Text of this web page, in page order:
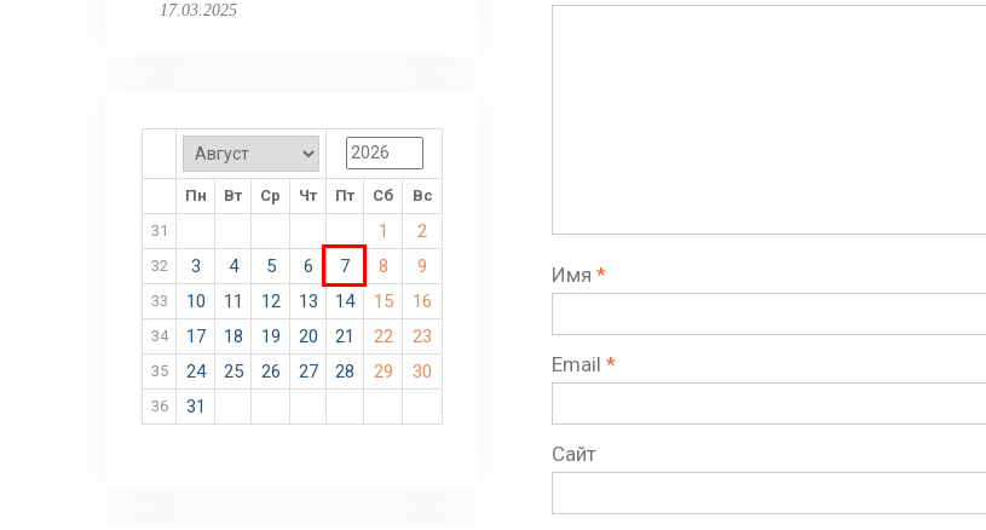
Имя *
Email *
Сайт
17.03.2025
Пн Вт Ср Чт Пт Сб
Вс
31
1 2
32 3 4 5 6 7 8 9
33 10 11 12 13 14 15 16
34 17 18 19 20 21 22 23
35 24 25 26 27 28 29 30
36 31